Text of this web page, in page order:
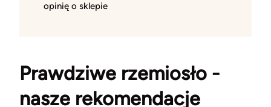
opinię o sklepie
Prawdziwe rzemiosło -
nasze rekomendacje